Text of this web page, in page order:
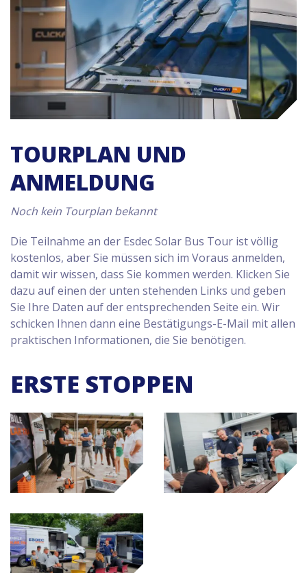
TOURPLAN UND
ANMELDUNG
Noch kein Tourplan bekannt
Die Teilnahme an der Esdec Solar Bus Tour ist völlig
kostenlos, aber Sie müssen sich im Voraus anmelden,
damit wir wissen, dass Sie kommen werden. Klicken Sie
dazu auf einen der unten stehenden Links und geben
Sie Ihre Daten auf der entsprechenden Seite ein. Wir
schicken Ihnen dann eine Bestätigungs-E-Mail mit allen
praktischen Informationen, die Sie benötigen.
ERSTE STOPPEN